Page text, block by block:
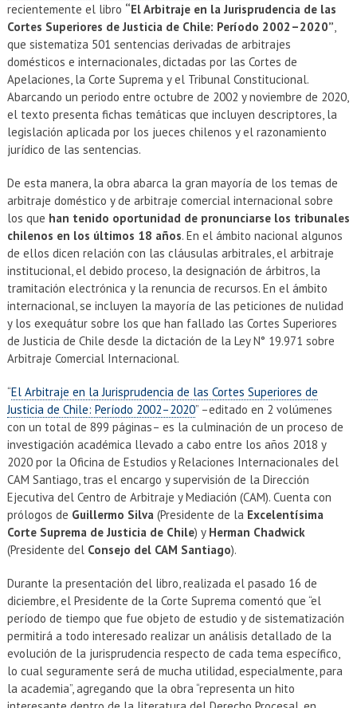
recientemente el libro “El Arbitraje en la Jurisprudencia de las
Cortes Superiores de Justicia de Chile: Período 2002–2020”
que sistematiza 501 sentencias derivadas de arbitrajes
domésticos e internacionales, dictadas por las Cortes de
Apelaciones, la Corte Suprema y el Tribunal Constitucional.
Abarcando un periodo entre octubre de 2002 y noviembre de 2020,
el texto presenta fichas temáticas que incluyen descriptores, la
legislación aplicada por los jueces chilenos y el razonamiento
jurídico de las sentencias.
De esta manera, la obra abarca la gran mayoría de los temas de
arbitraje doméstico y de arbitraje comercial internacional sobre
los que han tenido oportunidad de pronunciarse los tribunales
chilenos en los últimos 18 años. En el ámbito nacional algunos
de ellos dicen relación con las cláusulas arbitrales, el arbitraje
institucional, el debido proceso, la designación de árbitros, la
tramitación electrónica y la renuncia de recursos. En el ámbito
internacional, se incluyen la mayoría de las peticiones de nulidad
y los exequátur sobre los que han fallado las Cortes Superiores
de Justicia de Chile desde la dictación de la Ley N° 19.971 sobre
Arbitraje Comercial Internacional.
“El Arbitraje en la Jurisprudencia de las Cortes Superiores de
Justicia de Chile: Período 2002–2020” –editado en 2 volúmenes
con un total de 899 páginas– es la culminación de un proceso de
investigación académica llevado a cabo entre los años 2018 y
2020 por la Oficina de Estudios y Relaciones Internacionales del
CAM Santiago, tras el encargo y supervisión de la Dirección
Ejecutiva del Centro de Arbitraje y Mediación (CAM). Cuenta con
prólogos de Guillermo Silva (Presidente de la Excelentísima
Corte Suprema de Justicia de Chile) y Herman Chadwick
(Presidente del Consejo del CAM Santiago).
Durante la presentación del libro, realizada el pasado 16 de
diciembre, el Presidente de la Corte Suprema comentó que “el
período de tiempo que fue objeto de estudio y de sistematización
permitirá a todo interesado realizar un análisis detallado de la
evolución de la jurisprudencia respecto de cada tema específico,
lo cual seguramente será de mucha utilidad, especialmente, para
la academia”, agregando que la obra “representa un hito